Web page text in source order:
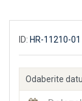
ID: HR-11210-01
Odaberite